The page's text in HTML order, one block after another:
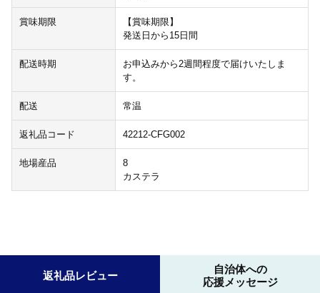
賞味期限
【賞味期限】
発送日から15日間
配送時期
お申込みから2週間程度で届けいたしま
す。
配送 常温
返礼品コード 42212-CFG002
地場産品
8
カステラ
返礼品レビュー
自治体への
応援メッセージ